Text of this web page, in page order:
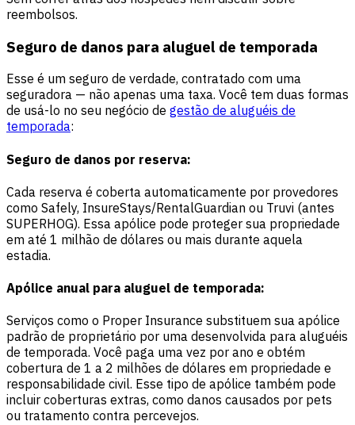
reembolsos.
Seguro de danos para aluguel de temporada
Esse é um seguro de verdade, contratado com uma
seguradora — não apenas uma taxa. Você tem duas formas
de usá-lo no seu negócio de gestão de aluguéis de
temporada:
Seguro de danos por reserva:
Cada reserva é coberta automaticamente por provedores
como Safely, InsureStays/RentalGuardian ou Truvi (antes
SUPERHOG). Essa apólice pode proteger sua propriedade
em até 1 milhão de dólares ou mais durante aquela
estadia.
Apólice anual para aluguel de temporada:
Serviços como o Proper Insurance substituem sua apólice
padrão de proprietário por uma desenvolvida para aluguéis
de temporada. Você paga uma vez por ano e obtém
cobertura de 1 a 2 milhões de dólares em propriedade e
responsabilidade civil. Esse tipo de apólice também pode
incluir coberturas extras, como danos causados por pets
ou tratamento contra percevejos.